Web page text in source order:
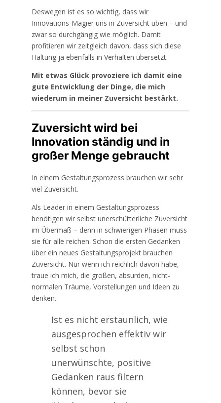
Deswegen ist es so wichtig, dass wir
Innovations-Magier uns in Zuversicht üben – und
zwar so durchgängig wie möglich. Damit
profitieren wir zeitgleich davon, dass sich diese
Haltung ja ebenfalls in Verhalten übersetzt:
Mit etwas Glück provoziere ich damit eine
gute Entwicklung der Dinge, die mich
wiederum in meiner Zuversicht bestärkt.
Zuversicht wird bei
Innovation ständig und in
großer Menge gebraucht
In einem Gestaltungsprozess brauchen wir sehr
viel Zuversicht.
Als Leader in einem Gestaltungsprozess
benötigen wir selbst unerschütterliche Zuversicht
im Übermaß – denn in schwierigen Phasen muss
sie für alle reichen. Schon die ersten Gedanken
über ein neues Gestaltungsprojekt brauchen
Zuversicht. Nur wenn ich reichlich davon habe,
traue ich mich, die großen, absurden, nicht-
normalen Träume, Vorstellungen und Ideen zu
denken.
Ist es nicht erstaunlich, wie
ausgesprochen effektiv wir
selbst schon
unerwünschte, positive
Gedanken raus filtern
können, bevor sie